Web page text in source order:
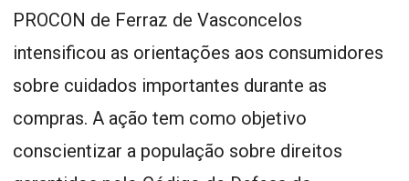
PROCON de Ferraz de Vasconcelos
intensificou as orientações aos consumidores
sobre cuidados importantes durante as
compras. A ação tem como objetivo
conscientizar a população sobre direitos